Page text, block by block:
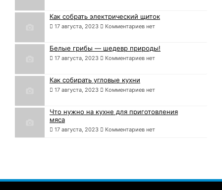
Как собрать электрический щиток
17 августа, 2023 Комментариев нет
Белые грибы — шедевр природы!
17 августа, 2023 Комментариев нет
Как собирать угловые кухни
17 августа, 2023 Комментариев нет
Что нужно на кухне для приготовления
мяса
17 августа, 2023 Комментариев нет